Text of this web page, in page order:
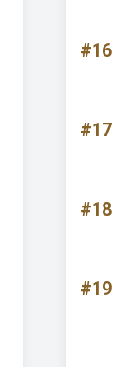
#16
#17
#18
#19